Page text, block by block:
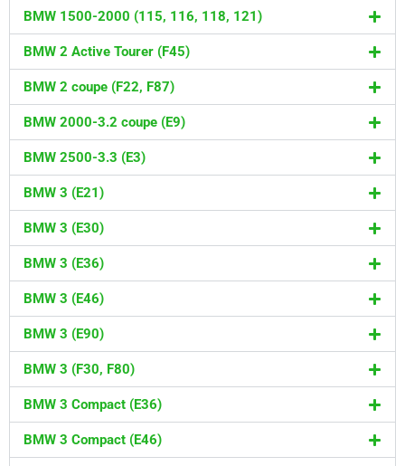
BMW 1500-2000 (115, 116, 118, 121)
BMW 2 Active Tourer (F45)
BMW 2 coupe (F22, F87)
BMW 2000-3.2 coupe (E9)
BMW 2500-3.3 (E3)
BMW 3 (E21)
BMW 3 (E30)
BMW 3 (E36)
BMW 3 (E46)
BMW 3 (E90)
BMW 3 (F30, F80)
BMW 3 Compact (E36)
BMW 3 Compact (E46)